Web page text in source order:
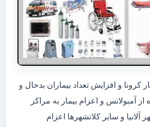
کرونا و افزایش تعداد بیماران بدحال و
از آمبولانس و اعزام بیمار به مراکز
آلانیا و سایر کلانشهرها اعزام